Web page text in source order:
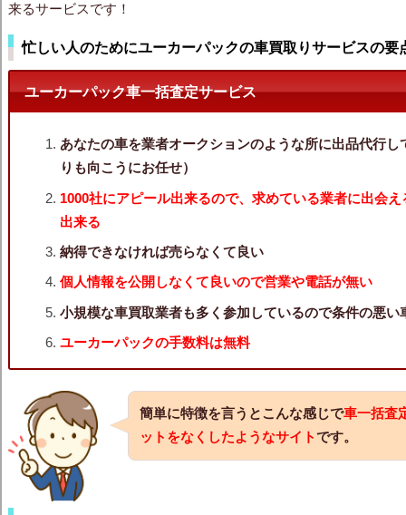
来るサービスです！
忙しい人のためにユーカーパックの車買取りサービスの要
ユーカーパック車一括査定サービス
あなたの車を業者オークションのような所に出品代行
りも向こうにお任せ）
1000社にアピール出来るので、求めている業者に出会
出来る
納得できなければ売らなくて良い
個人情報を公開しなくて良いので営業や電話が無い
小規模な車買取業者も多く参加しているので条件の悪い
ユーカーパックの手数料は無料
簡単に特徴を言うとこんな感じで車一括査
ットをなくしたようなサイトです。